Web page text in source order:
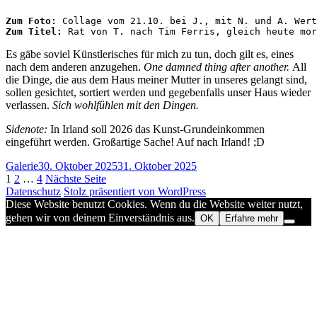
Zum Foto:
Collage vom 21.10. bei J., mit N. und A.
Zum Titel:
Rat von T. nach Tim Ferris, gleich heute
Es gäbe soviel Künstlerisches für mich zu tun, doch gilt es, eines
nach dem anderen anzugehen. One damned thing after another. All
die Dinge, die aus dem Haus meiner Mutter in unseres gelangt sind,
sollen gesichtet, sortiert werden und gegebenfalls unser Haus wieder
verlassen. Sich wohlfühlen mit den Dingen.
Sidenote: In Irland soll 2026 das Kunst-Grundeinkommen
eingeführt werden. Großartige Sache! Auf nach Irland! ;D
Format
GalerieVeröffentlicht
am
30. Oktober 202531. Oktober 2025
Seitennummerierung
der
Beiträge
Seite
1 Seite
2 … Seite
4 Nächste Seite
Datenschutz Stolz präsentiert von WordPress
Diese Website benutzt Cookies. Wenn du die Website weiter nutzt,
gehen wir von deinem Einverständnis aus. OK Erfahre mehr